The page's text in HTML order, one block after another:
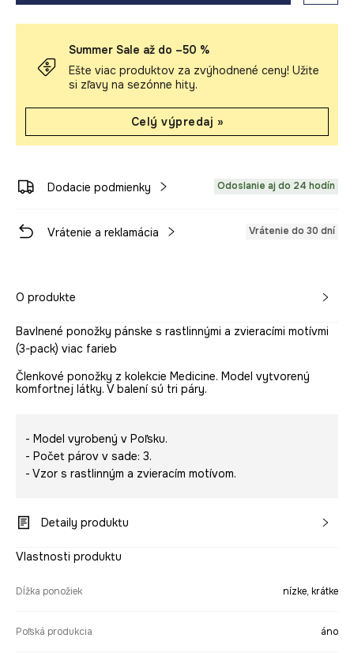
Summer Sale až do –50 %
Ešte viac produktov za zvýhodnené ceny! Užite
si zľavy na sezónne hity.
Celý výpredaj »
Dodacie podmienky Odoslanie aj do 24 hodín
Vrátenie a reklamácia Vrátenie do 30 dní
O produkte
Bavlnené ponožky pánske s rastlinnými a zvieracími motívmi
(3-pack) viac farieb
Členkové ponožky z kolekcie Medicine. Model vytvorený
komfortnej látky. V balení sú tri páry.
- Model vyrobený v Poľsku.
- Počet párov v sade: 3.
- Vzor s rastlinným a zvieracím motívom.
Detaily produktu
Vlastnosti produktu
Dĺžka ponožiek nízke, krátke
Poľská produkcia áno